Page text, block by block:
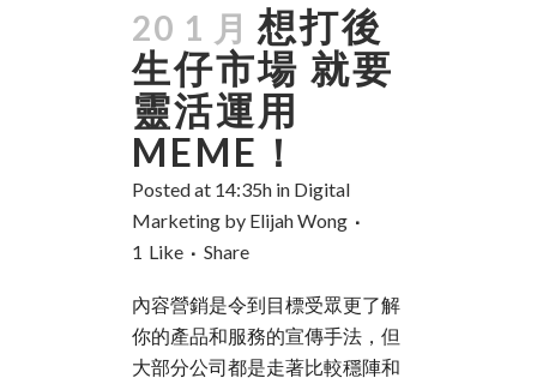
20 1 月 想打後
生仔市場 就要
靈活運用
MEME！
Posted at 14:35h in Digital
Marketing by Elijah Wong
1 Like Share
內容營銷是令到目標受眾更了解
你的產品和服務的宣傳手法，但
大部分公司都是走著比較穩陣和